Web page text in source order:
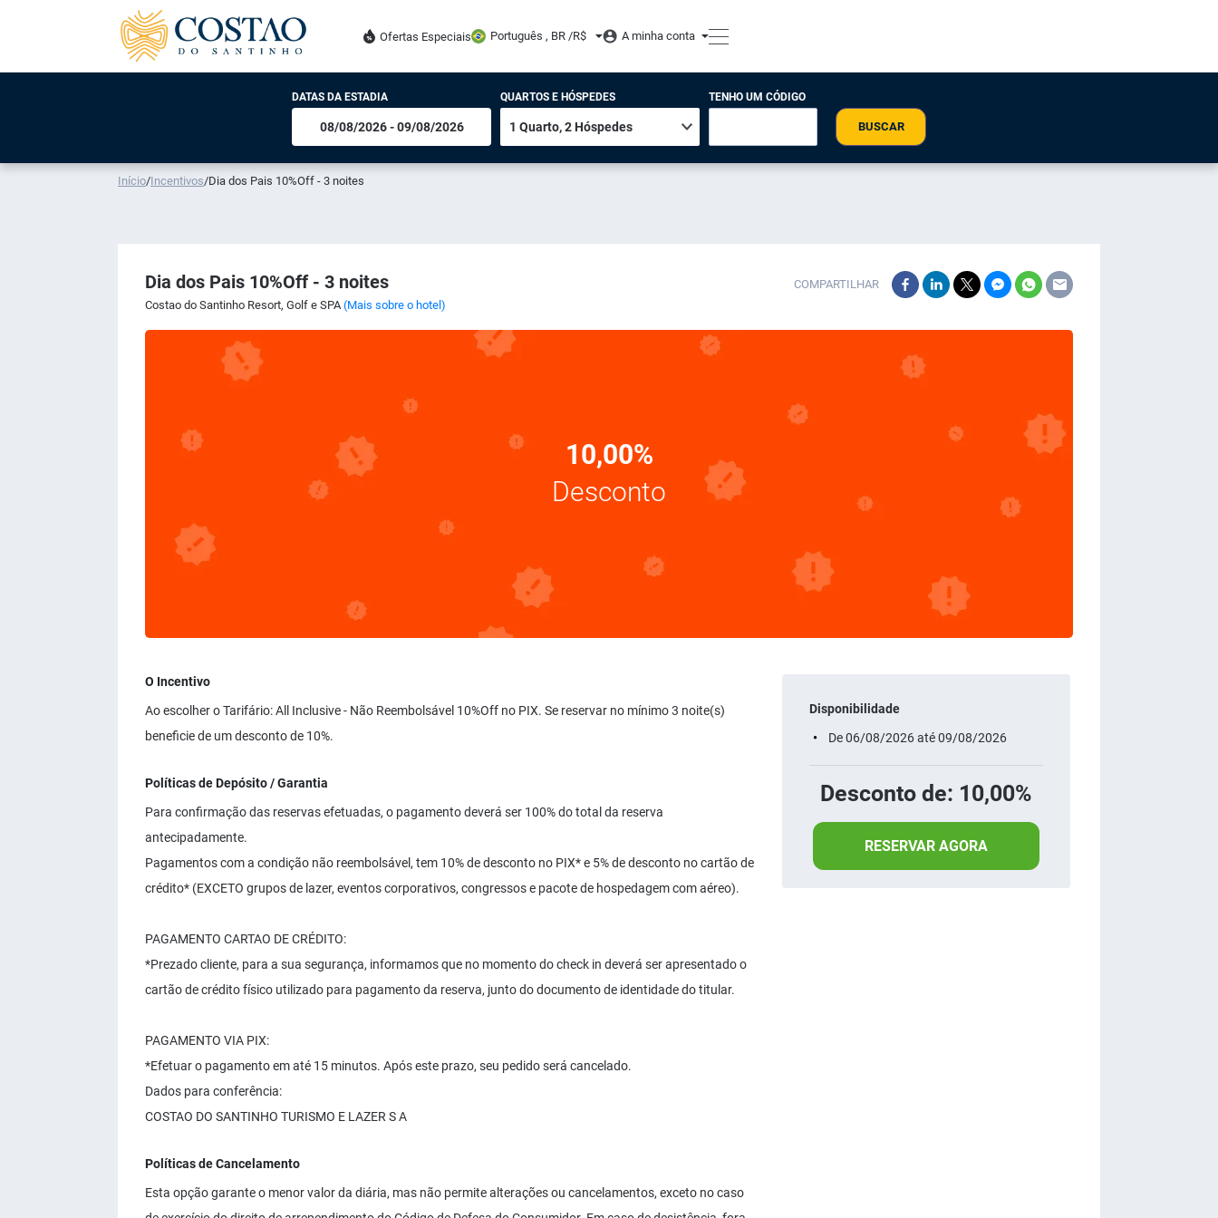
Ofertas Especiais Português , BR /R$ A minha conta
DATAS DA ESTADIA QUARTOS E HÓSPEDES TENHO UM CÓDIGO
BUSCAR
Início/Incentivos/Dia dos Pais 10%Off - 3 noites
Dia dos Pais 10%Off - 3 noites
Costao do Santinho Resort, Golf e SPA(Mais sobre o hotel)
COMPARTILHAR
10,00%
Desconto
O Incentivo
Ao escolher o Tarifário: All Inclusive - Não Reembolsável 10%Off no PIX. Se reservar no mínimo 3 noite(s)
beneficie de um desconto de 10%.
Políticas de Depósito / Garantia
Para confirmação das reservas efetuadas, o pagamento deverá ser 100% do total da reserva
antecipadamente.
Pagamentos com a condição não reembolsável, tem 10% de desconto no PIX* e 5% de desconto no cartão de
crédito* (EXCETO grupos de lazer, eventos corporativos, congressos e pacote de hospedagem com aéreo).
PAGAMENTO CARTAO DE CRÉDITO:
*Prezado cliente, para a sua segurança, informamos que no momento do check in deverá ser apresentado o
cartão de crédito físico utilizado para pagamento da reserva, junto do documento de identidade do titular.
PAGAMENTO VIA PIX:
*Efetuar o pagamento em até 15 minutos. Após este prazo, seu pedido será cancelado.
Dados para conferência:
COSTAO DO SANTINHO TURISMO E LAZER S A
Políticas de Cancelamento
Esta opção garante o menor valor da diária, mas não permite alterações ou cancelamentos, exceto no caso
Disponibilidade
De 06/08/2026 até 09/08/2026
Desconto de: 10,00%
RESERVAR AGORA